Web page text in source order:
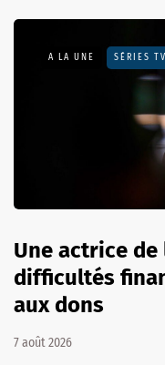
A LA UNE SÉRIES TV
Une actrice de
difficultés
aux dons
7 août 2026